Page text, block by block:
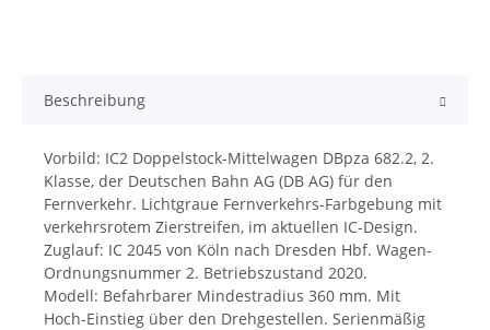
Beschreibung
Vorbild: IC2 Doppelstock-Mittelwagen DBpza 682.2, 2.
Klasse, der Deutschen Bahn AG (DB AG) für den
Fernverkehr. Lichtgraue Fernverkehrs-Farbgebung mit
verkehrsrotem Zierstreifen, im aktuellen IC-Design.
Zuglauf: IC 2045 von Köln nach Dresden Hbf. Wagen-
Ordnungsnummer 2. Betriebszustand 2020.
Modell: Befahrbarer Mindestradius 360 mm. Mit
Hoch-Einstieg über den Drehgestellen. Serienmäßig